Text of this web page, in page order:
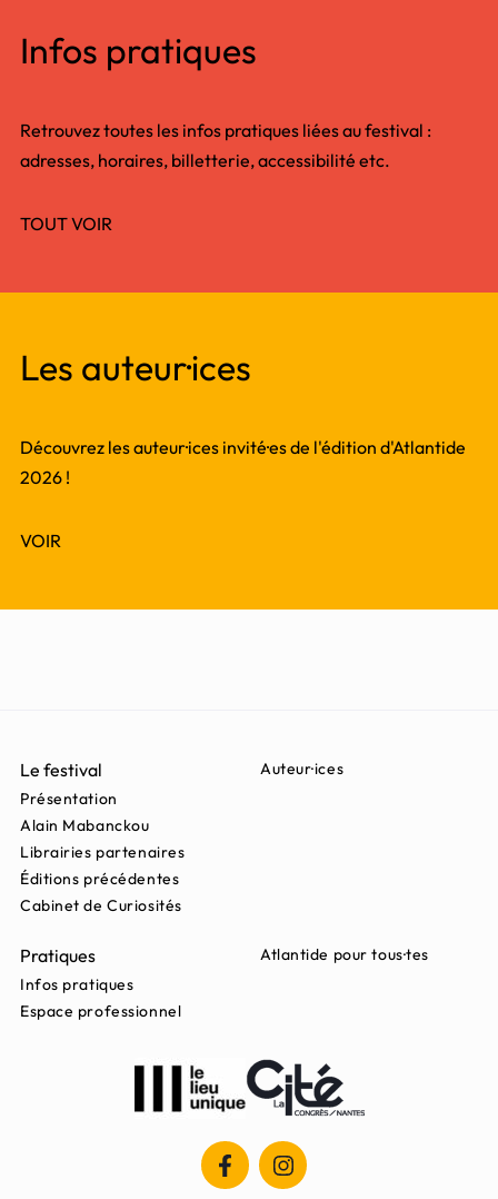
Infos pratiques
Retrouvez toutes les infos pratiques liées au festival :
adresses, horaires, billetterie, accessibilité etc.
TOUT VOIR
Les auteur·ices
Découvrez les auteur·ices invité·es de l'édition d'Atlantide
2026 !
VOIR
Le festival
Présentation
Alain Mabanckou
Librairies partenaires
Éditions précédentes
Cabinet de Curiosités
Auteur·ices
Pratiques
Infos pratiques
Espace professionnel
Atlantide pour tous·tes